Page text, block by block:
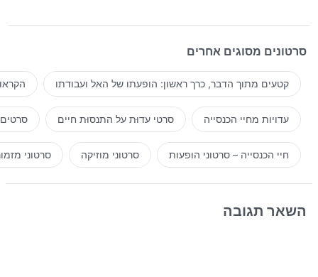
סרטונים מסוגים אחרים
קטעים מתוך הדבר, כרך ראשון: הופעתו של האל ועבודתו
עדויות מחיי הכנסייה סרטי עדוּת על התנסוּת חיים
חיי הכנסייה – סרטוני הופעות סרטוני מוזיקה סרטוני
השאר תגובה